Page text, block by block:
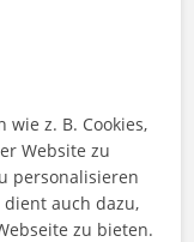
stimmen Sie
z. B. Cookies,
Website zu
personalisieren
auch dazu,
zu bieten.